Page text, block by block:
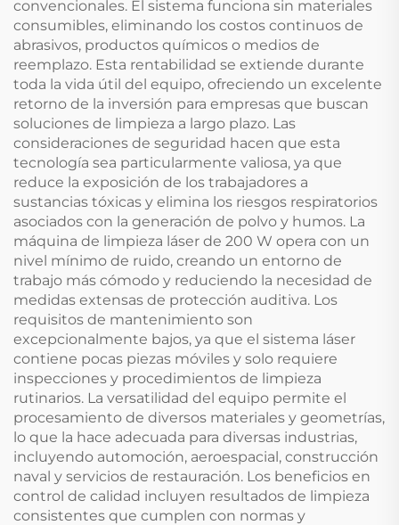
convencionales. El sistema funciona sin materiales
consumibles, eliminando los costos continuos de
abrasivos, productos químicos o medios de
reemplazo. Esta rentabilidad se extiende durante
toda la vida útil del equipo, ofreciendo un excelente
retorno de la inversión para empresas que buscan
soluciones de limpieza a largo plazo. Las
consideraciones de seguridad hacen que esta
tecnología sea particularmente valiosa, ya que
reduce la exposición de los trabajadores a
sustancias tóxicas y elimina los riesgos respiratorios
asociados con la generación de polvo y humos. La
máquina de limpieza láser de 200 W opera con un
nivel mínimo de ruido, creando un entorno de
trabajo más cómodo y reduciendo la necesidad de
medidas extensas de protección auditiva. Los
requisitos de mantenimiento son
excepcionalmente bajos, ya que el sistema láser
contiene pocas piezas móviles y solo requiere
inspecciones y procedimientos de limpieza
rutinarios. La versatilidad del equipo permite el
procesamiento de diversos materiales y geometrías,
lo que la hace adecuada para diversas industrias,
incluyendo automoción, aeroespacial, construcción
naval y servicios de restauración. Los beneficios en
control de calidad incluyen resultados de limpieza
consistentes que cumplen con normas y